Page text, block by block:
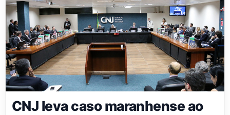
CNJ leva caso maranhense ao